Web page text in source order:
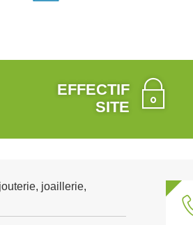
EFFECTIF
SITE
joaillerie,